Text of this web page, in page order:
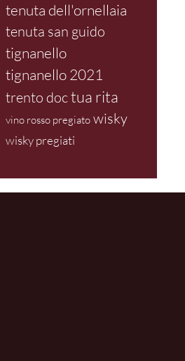
tenuta dell'ornellaia
tenuta san guido
tignanello
tignanello 2021
trento doctua rita
vino rosso pregiato wisky
wisky pregiati